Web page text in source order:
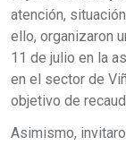
atención,
ello, organizaron
11 de julio en la
en el sector de
objetivo de
Asimismo,